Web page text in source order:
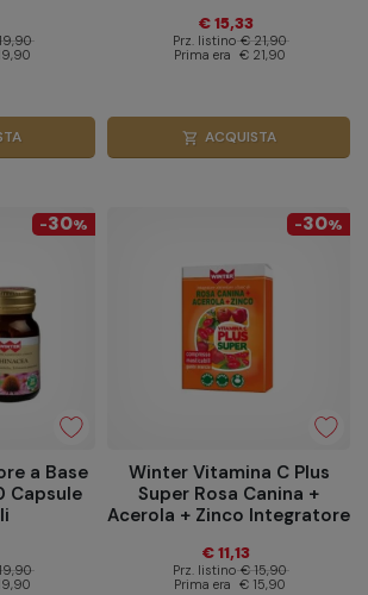
€ 15,33
Prz. listino € 21,90
Prima era € 21,90
shopping_cart ACQUISTA
-30%
a Base
Capsule
-30%
Winter Vitamina C Plus
Super Rosa Canina +
Acerola + Zinco Integratore
Masticabili
€ 11,13
Prz. listino € 15,90
Prima era € 15,90